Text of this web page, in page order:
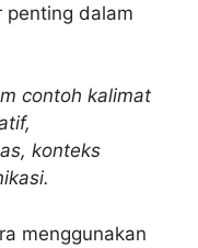
penting dalam
contoh kalimat
konteks
menggunakan